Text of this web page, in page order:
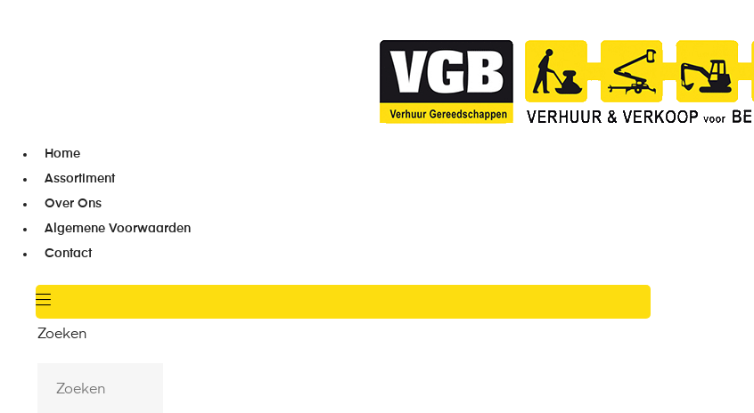
Home
Assortiment
Over Ons
Algemene Voorwaarden
Contact
Zoeken